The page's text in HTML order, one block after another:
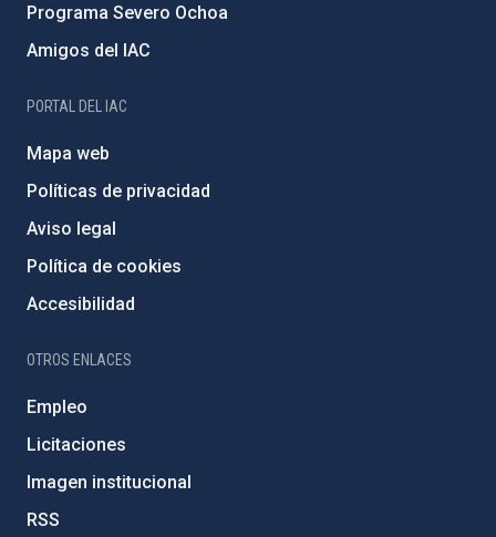
Programa Severo Ochoa
Amigos del IAC
PORTAL DEL IAC
Mapa web
Políticas de privacidad
Aviso legal
Política de cookies
Accesibilidad
OTROS ENLACES
Empleo
Licitaciones
Imagen institucional
RSS